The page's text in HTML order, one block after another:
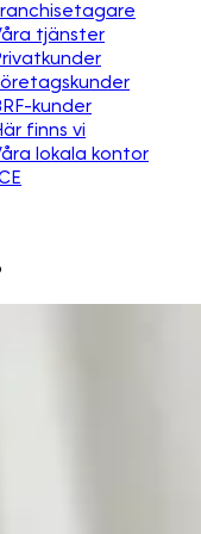
tjänster
kunder
finns vi
lokala kontor